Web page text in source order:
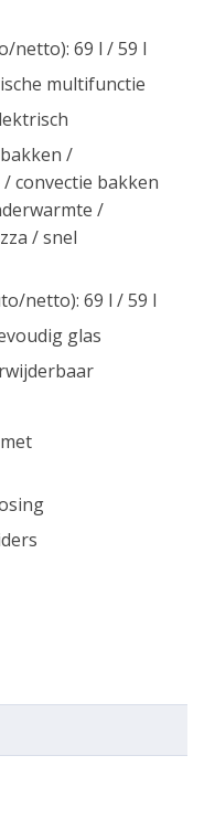
netto): 69 l / 59 l
multifunctie
/
convectie bakken
/
/ snel
netto): 69 l / 59 l
glas